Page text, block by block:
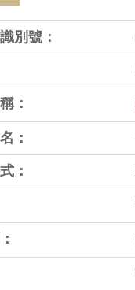
別號：
：
：
：